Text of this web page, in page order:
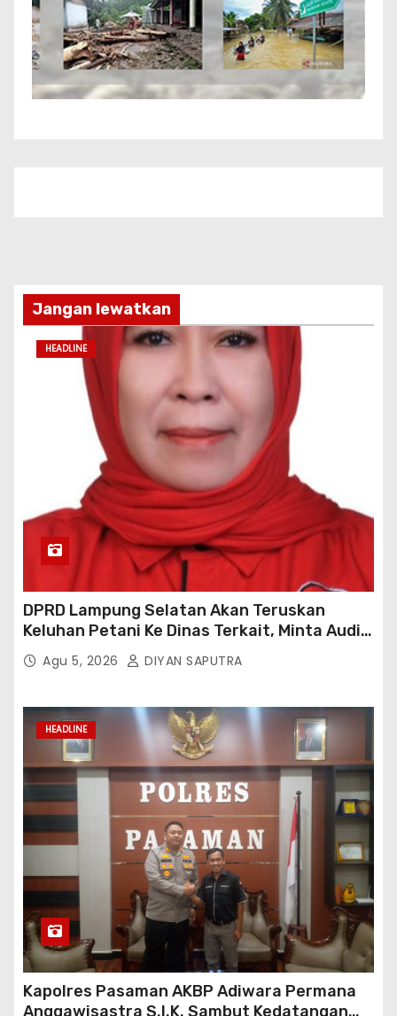
Jangan lewatkan
HEADLINE
DPRD Lampung Selatan Akan Teruskan
Keluhan Petani Ke Dinas Terkait, Minta Audit
Penyaluran Pupuk Bersubsidi Di Desa Budi
Lestari
Agu 5, 2026 DIYAN SAPUTRA
HEADLINE
Kapolres Pasaman AKBP Adiwara Permana
Anggawisastra S.I.K. Sambut Kedatangan